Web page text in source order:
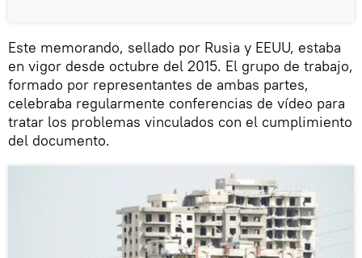
Este memorando, sellado por Rusia y EEUU, estaba
en vigor desde octubre del 2015. El grupo de trabajo,
formado por representantes de ambas partes,
celebraba regularmente conferencias de vídeo para
tratar los problemas vinculados con el cumplimiento
del documento.